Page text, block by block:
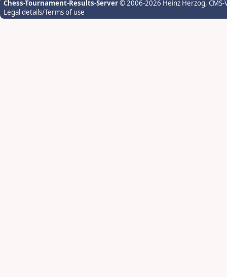
Chess-Tournament-Results-Server© 2006-2026 Heinz Herzog,
Legal details/Terms of use